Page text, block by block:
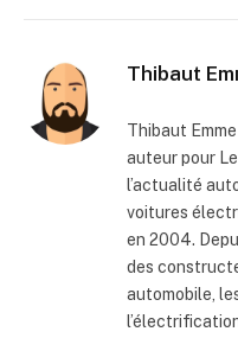
Thibaut
Thibaut
auteur pour
l’actualité
voitures
en 2004.
des
automobile,